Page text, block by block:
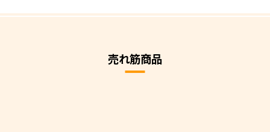
売れ筋商品